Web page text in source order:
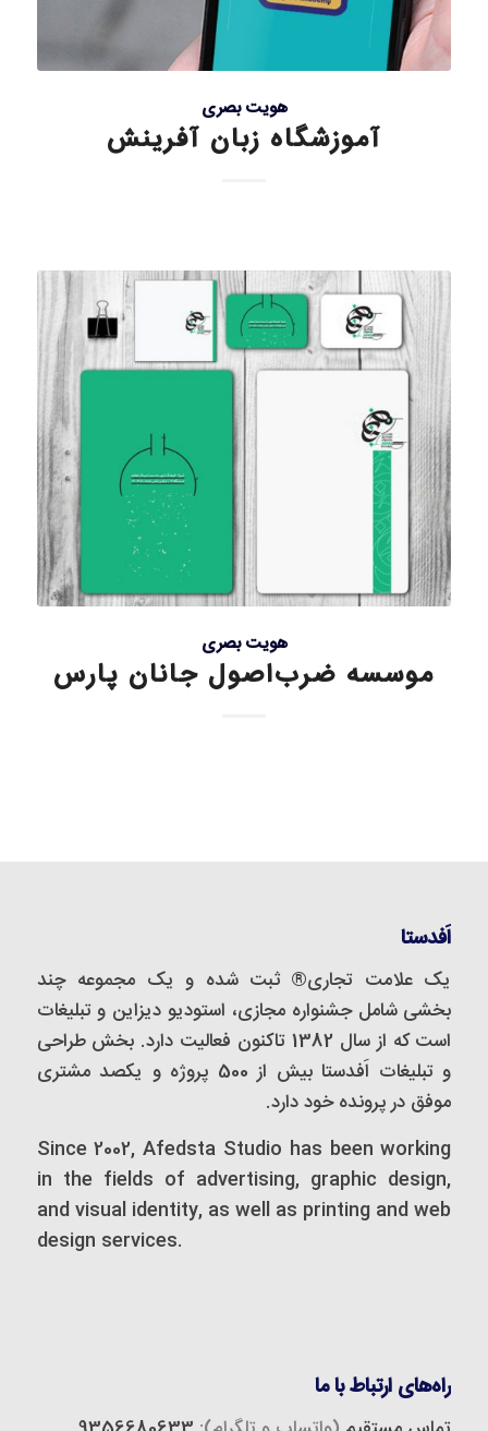
هویت بصری
آموزشگاه زبان آفرینش
هویت بصری
موسسه ضرب‌اصول جانان پارس
اَفدستا
یک علامت تجاری® ثبت شده و یک مجموعه‌ چند
بخشی شامل جشنواره مجازی، استودیو دیزاین و تبلیغات
است که از سال 1382 تاکنون فعالیت دارد. بخش طراحی
و تبلیغات اَفدستا بیش از 500 پروژه و یکصد مشتری
موفق در پرونده خود دارد.
Since 2002, Afedsta Studio has been working
in the fields of advertising, graphic design,
and visual identity, as well as printing and web
design services.
راه‌های ارتباط با ما